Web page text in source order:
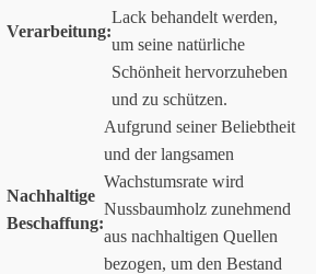
Verarbeitung:
Lack behandelt werden,
um seine natürliche
Schönheit hervorzuheben
und zu schützen.
Nachhaltige
Beschaffung:
Aufgrund seiner Beliebtheit
und der langsamen
Wachstumsrate wird
Nussbaumholz zunehmend
aus nachhaltigen Quellen
bezogen, um den Bestand